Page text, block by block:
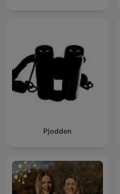
Pjodden